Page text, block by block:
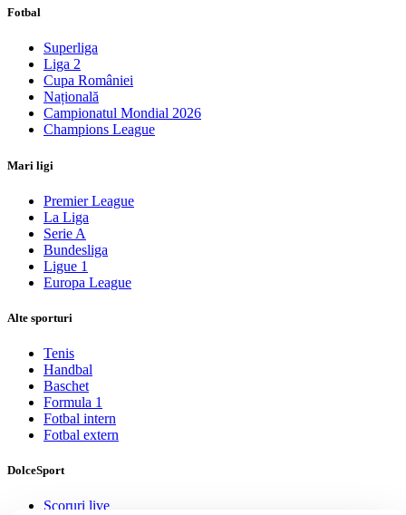
Fotbal
Superliga
Liga 2
Cupa României
Națională
Campionatul Mondial 2026
Champions League
Mari ligi
Premier League
La Liga
Serie A
Bundesliga
Ligue 1
Europa League
Alte sporturi
Tenis
Handbal
Baschet
Formula 1
Fotbal intern
Fotbal extern
DolceSport
Scoruri live